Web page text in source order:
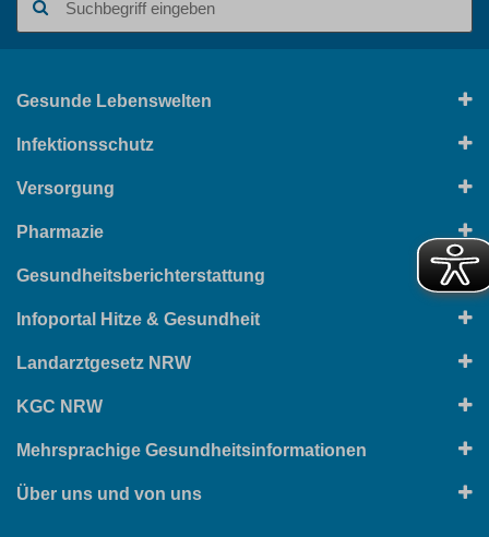
Gesunde Lebenswelten
Infektionsschutz
Versorgung
Pharmazie
Gesundheitsberichterstattung
Infoportal Hitze & Gesundheit
Landarztgesetz NRW
KGC NRW
Mehrsprachige Gesundheitsinformationen
Über uns und von uns